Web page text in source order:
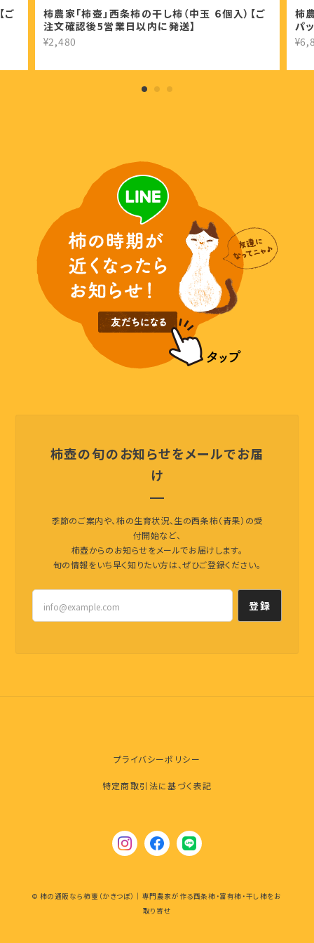
ご
柿農家「柿壺」西条柿の干し柿（中玉 ６個入）【ご
注文確認後5営業日以内に発送】
¥2,480
柿
パ
柿壺の旬のお知らせをメールでお届
け
季節のご案内や、柿の生育状況、生の西条柿（青果）の受
付開始など、
柿壺からのお知らせをメールでお届けします。
旬の情報をいち早く知りたい方は、ぜひご登録ください。
登録
プライバシーポリシー
特定商取引法に基づく表記
© 柿の通販なら柿壺（かきつぼ）｜専門農家が作る西条柿・富有柿・干し柿をお
取り寄せ